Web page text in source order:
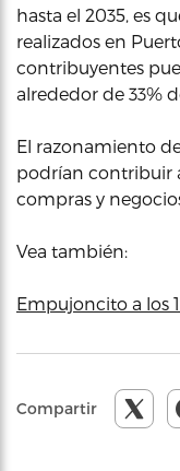
hasta el 2035, es
realizados en
contribuyentes
alrededor de 33%
El razonamiento
podrían contribuir
compras y
Vea también:
Empujoncito a los
Compartir